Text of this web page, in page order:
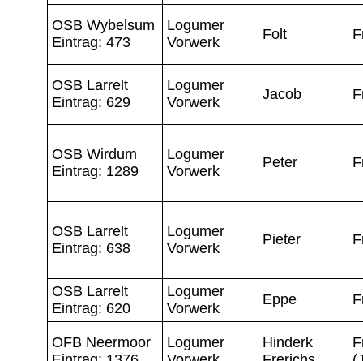
OSB Wybelsum
Eintrag: 473
Logumer
Vorwerk
Folt
OSB Larrelt
Eintrag: 629
Logumer
Vorwerk
Jacob
OSB Wirdum
Eintrag: 1289
Logumer
Vorwerk
Peter
OSB Larrelt
Eintrag: 638
Logumer
Vorwerk
Pieter
OSB Larrelt
Eintrag: 620
Logumer
Vorwerk
Eppe
OFB Neermoor
Logumer
Hinderk